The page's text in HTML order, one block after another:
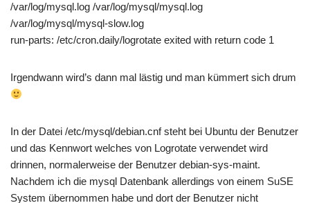
/var/log/mysql.log /var/log/mysql/mysql.log
/var/log/mysql/mysql-slow.log
run-parts: /etc/cron.daily/logrotate exited with return code 1
Irgendwann wird’s dann mal lästig und man kümmert sich drum
In der Datei /etc/mysql/debian.cnf steht bei Ubuntu der Benutzer
und das Kennwort welches von Logrotate verwendet wird
drinnen, normalerweise der Benutzer debian-sys-maint.
Nachdem ich die mysql Datenbank allerdings von einem SuSE
System übernommen habe und dort der Benutzer nicht